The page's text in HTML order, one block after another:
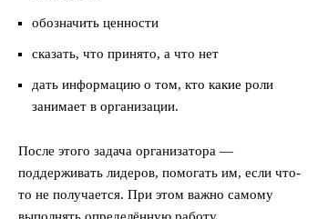
обозначить ценности
сказать, что принято, а что нет
дать информацию о том, кто какие роли
занимает в организации.
После этого задача организатора —
поддерживать лидеров, помогать им, если что-
то не получается. При этом важно самому